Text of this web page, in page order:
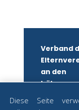
Verband
an den
höheren
Diese Seite